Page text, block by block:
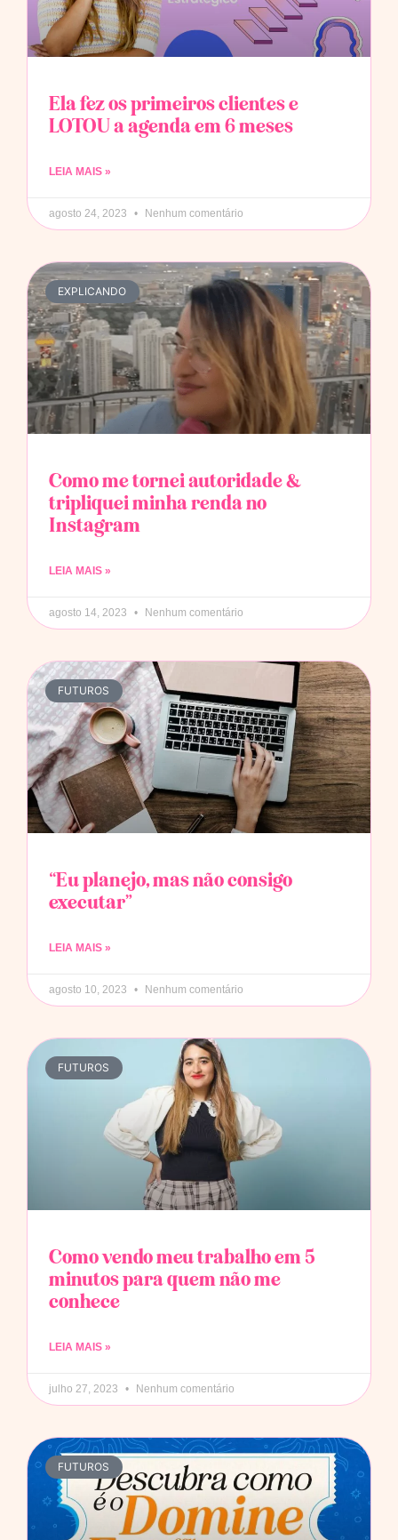
Ela fez os primeiros clientes e
LOTOU a agenda em 6 meses
LEIA MAIS »
agosto 24, 2023 Nenhum comentário
EXPLICANDO
Como me tornei autoridade &
tripliquei minha renda no
Instagram
LEIA MAIS »
agosto 14, 2023 Nenhum comentário
FUTUROS
“Eu planejo, mas não consigo
executar”
LEIA MAIS »
agosto 10, 2023 Nenhum comentário
FUTUROS
Como vendo meu trabalho em 5
minutos para quem não me
conhece
LEIA MAIS »
julho 27, 2023 Nenhum comentário
FUTUROS